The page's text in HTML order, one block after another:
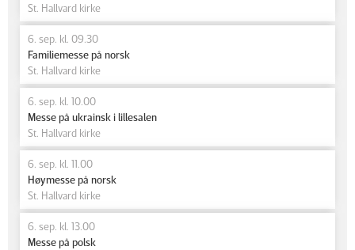
St. Hallvard kirke
6. sep. kl. 09.30
Familiemesse på norsk
St. Hallvard kirke
6. sep. kl. 10.00
Messe på ukrainsk i lillesalen
St. Hallvard kirke
6. sep. kl. 11.00
Høymesse på norsk
St. Hallvard kirke
6. sep. kl. 13.00
Messe på polsk